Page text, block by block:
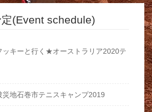
(Event schedule)
ッキーと行く★オーストラリア2020テ
地石巻市テニスキャンプ2019